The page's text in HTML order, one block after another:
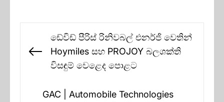
navigation
Previous
ඩේවිඩ් පීරිස් රිනිවබල් එනර්ජි වෙතින්
Hoymiles සහ PROJOY බලශක්ති
විසඳුම් වෙළෙද පොළට
GAC | Automobile Technologies